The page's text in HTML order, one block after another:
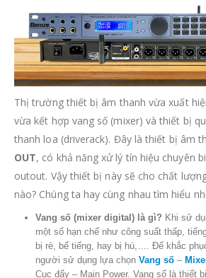
Thị trường thiết bị âm thanh vừa xuất
vừa kết hợp vang số (mixer) và thiết bị
thanh loa (driverack). Đây là thiết bị âm
OUT, có khả năng xử lý tín hiệu chuyên
outout. Vậy thiết bị này sẽ cho chất
nào? Chúng ta hay cùng nhau tìm hiểu
Vang số (mixer digital) là gì? Khi sử
một số hạn chế như công suất thấp,
bị rè, bể tiếng, hay bị hú,…. Để khắc
người sử dụng lựa chọn Vang số–
Cục đẩy – Main Power. Vang số là thiết